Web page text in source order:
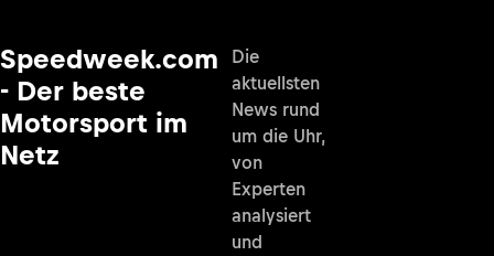
Speedweek.com
- Der beste
Motorsport im
Netz
Die
aktuellsten
News rund
um die Uhr,
von
Experten
analysiert
und